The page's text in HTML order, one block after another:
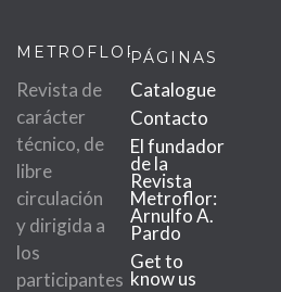
METROFLOR
Revista de
carácter
técnico, de
libre
circulación
y dirigida a
los
participantes
PÁGINAS
Catalogue
Contacto
El fundador
de la
Revista
Metroflor:
Arnulfo A.
Pardo
Get to
know us